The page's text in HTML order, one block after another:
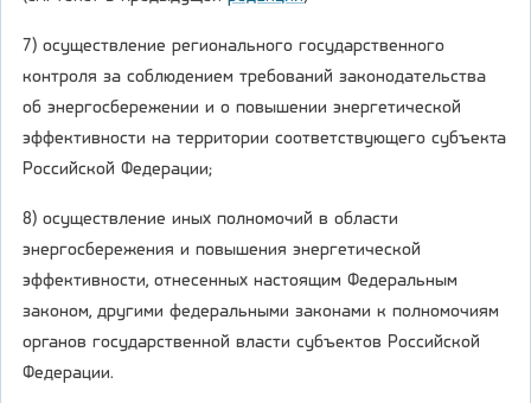
7) осуществление регионального государственного
контроля за соблюдением требований законодательства
об энергосбережении и о повышении энергетической
эффективности на территории соответствующего субъекта
Российской Федерации;
8) осуществление иных полномочий в области
энергосбережения и повышения энергетической
эффективности, отнесенных настоящим Федеральным
законом, другими федеральными законами к полномочиям
органов государственной власти субъектов Российской
Федерации.